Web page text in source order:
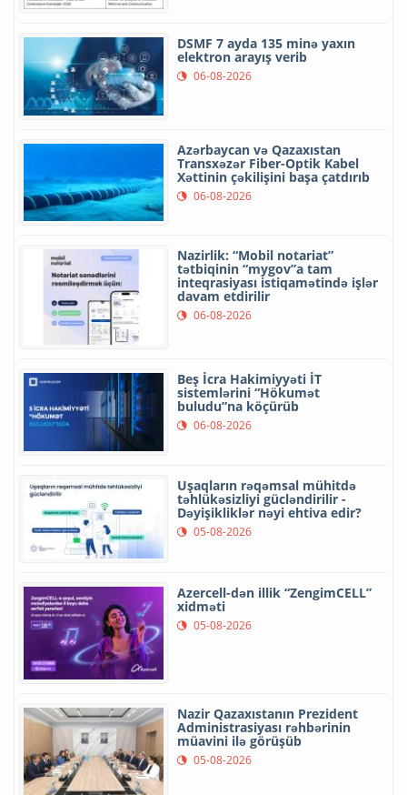
DSMF 7 ayda 135 minə yaxın
elektron arayış verib
06-08-2026
Azərbaycan və Qazaxıstan
Transxəzər Fiber-Optik Kabel
Xəttinin çəkilişini başa çatdırıb
06-08-2026
Nazirlik: “Mobil notariat”
tətbiqinin “mygov”a tam
inteqrasiyası istiqamətində işlər
davam etdirilir
06-08-2026
Beş İcra Hakimiyyəti İT
sistemlərini “Hökumət
buludu”na köçürüb
06-08-2026
Uşaqların rəqəmsal mühitdə
təhlükəsizliyi gücləndirilir -
Dəyişikliklər nəyi ehtiva edir?
05-08-2026
Azercell-dən illik “ZengimCELL”
xidməti
05-08-2026
Nazir Qazaxıstanın Prezident
Administrasiyası rəhbərinin
müavini ilə görüşüb
05-08-2026